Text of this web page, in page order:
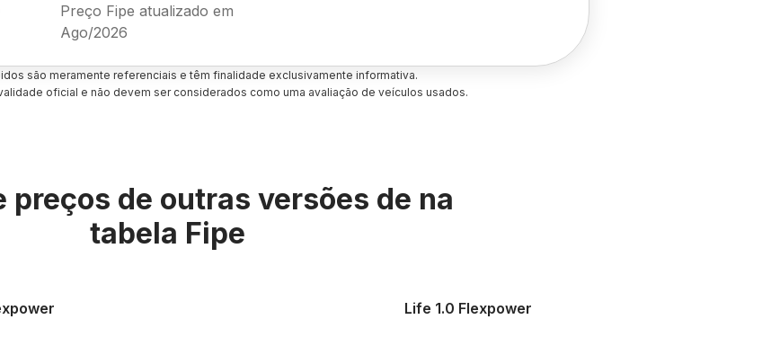
Preço Fipe atualizado em
Ago/2026
são meramente referenciais e têm finalidade exclusivamente informativa.
oficial e não devem ser considerados como uma avaliação de veículos usados.
preços de outras versões de na
tabela Fipe
Life 1.0 Flexpower